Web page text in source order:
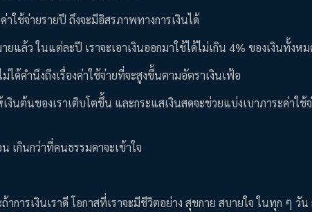
ใช้จ่ายรายปี ถึงจะมีอิสรภาพทางการเงินได้
แล้ว ในแต่ละปี เราจะเอาเงินออกมาใช้ได้ไม่เกิน 4% ของเงินทั้งหม
ได้คำนึงถึงเรื่องค่าใช้จ่ายที่จะสูงขึ้นตามอัตราเงินเฟ้อ
ต้นของเราเติบโตขึ้น และกระแสเงินสดจะช่วยแบ่งเบาภาระค่าใช้จ่
เกินกว่าที่คนธรรมดาจะเข้าใจ
ารเงินเราดี โอกาสที่เราจะมีชีวิตอย่าง สุขกาย สบายใจ ในทุก ๆ วัน